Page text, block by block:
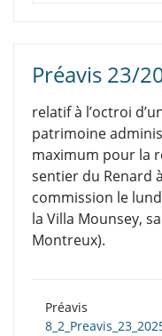
Préavis 23/
relatif à l’octroi
patrimoine
maximum pour la
sentier du Renard
commission le
la Villa Mounsey,
Montreux).
Préavis